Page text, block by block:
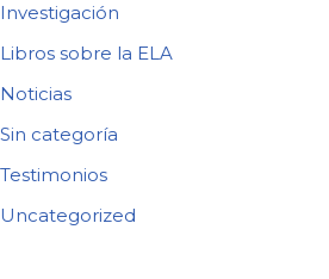
Investigación
Libros sobre la ELA
Noticias
Sin categoría
Testimonios
Uncategorized